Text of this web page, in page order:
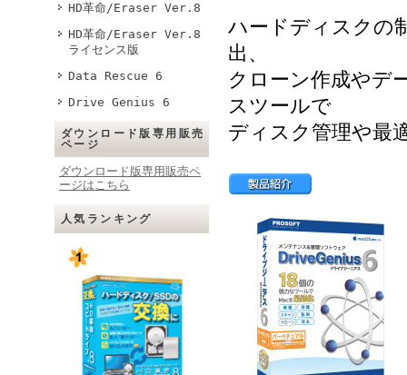
HD革命/Eraser Ver.8
HD革命/Eraser Ver.8
ライセンス版
Data Rescue 6
Drive Genius 6
ダウンロード版専用販売
ページ
ダウンロード版専用販売ペ
ージはこちら
人気ランキング
ハードディスクの
出、
クローン作成やデ
スツールで
ディスク管理や最